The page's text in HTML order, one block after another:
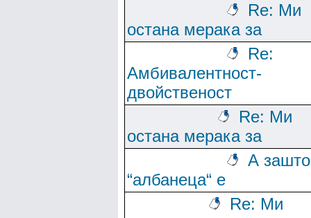
Re: Ми
остана мерака за
Re:
Амбивалентност-
двойственост
Re: Ми
остана мерака за
А зашто
“албанеца“ е
Re: Ми